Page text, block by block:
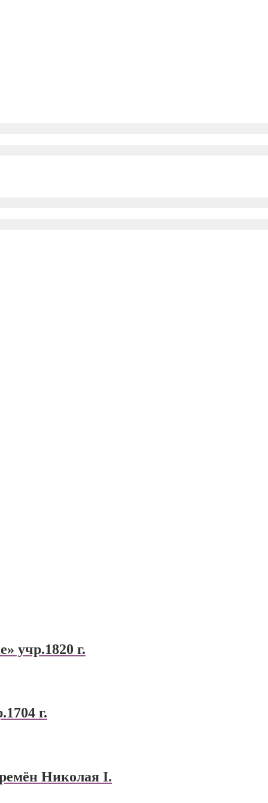
учр.1820 г.
г.
Николая I.